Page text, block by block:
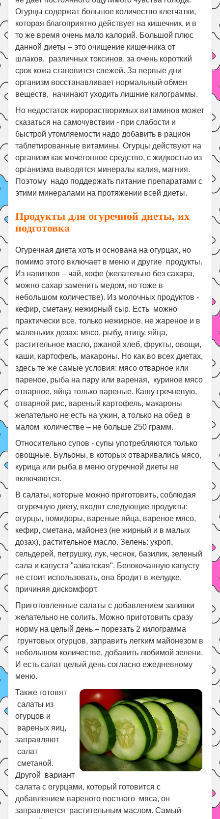
Огурцы содержат большое количество клетчатки,
которая благоприятно действует на кишечник, и в
то же время очень мало калорий. Большой плюс
данной диеты – это очищение кишечника от
шлаков, различных токсинов, за очень короткий
срок кожа становится свежей. За первые дни
организм восстанавливает нормальный обмен
веществ, начинают уходить лишние килограммы.
Но недостаток жирорастворимых витаминов может
сказаться на самочувствии - при слабости и
быстрой утомляемости надо добавить в рацион
таблетированные витамины. Огурцы действуют на
организм как мочегонное средство, с жидкостью из
организма выводятся минералы калия, магния.
Поэтому надо поддержать питание препаратами с
этими минералами на протяжении всей диеты.
Продукты для огуречной диеты, их
подготовка
Огуречная диета хоть и основана на огурцах, но
помимо этого включает в меню и другие продукты.
Из напитков – чай, кофе (желательно без сахара,
можно сахар заменить медом, но тоже в
небольшом количестве). Из молочных продуктов -
кефир, сметану, нежирный сыр. Есть можно
практически все, только нежирное, не жареное и в
маленьких дозах: мясо, рыбу, птицу, яйца,
растительное масло, ржаной хлеб, фрукты, овощи,
каши, картофель, макароны. Но как во всех диетах,
здесь те же самые условия: мясо отварное или
пареное, рыба на пару или вареная, куриное мясо
отварное, яйца только вареные. Кашу гречневую,
отварной рис, вареный картофель, макароны
желательно не есть на ужин, а только на обед в
малом количестве – не больше 250 грамм.
Относительно супов - супы употребляются только
овощные. Бульоны, в которых отваривались мясо,
курица или рыба в меню огуречной диеты не
включаются.
В салаты, которые можно приготовить, соблюдая
огуречную диету, входят следующие продукты:
огурцы, помидоры, вареные яйца, вареное мясо,
кефир, сметана, майонез (не жирный и в малых
дозах), растительное масло. Зелень: укроп,
сельдерей, петрушку, лук, чеснок, базилик, зеленый
сала и капуста "азиатская". Белокочанную капусту
не стоит использовать, она бродит в желудке,
причиняя дискомфорт.
Приготовленные салаты с добавлением заливки
желательно не солить. Можно приготовить сразу
норму на целый день – порезать 2 килограмма
грунтовых огурцов, заправить легким майонезом в
небольшом количестве, добавить любимой зелени.
И есть салат целый день согласно ежедневному
меню.
Также готовят
салаты из
огурцов и
вареных яиц,
заправляют
салат
сметаной.
Другой вариант
салата с огурцами, который готовится с
добавлением вареного постного мяса, он
заправляется растительным маслом. Самый